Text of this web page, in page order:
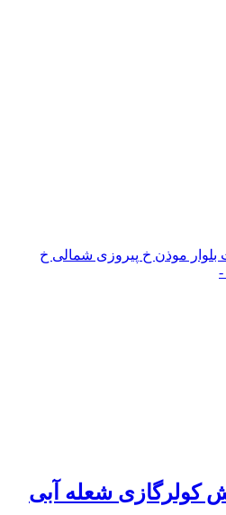
موذن خ پیروزی شمالی خ
کولرگازی شعله آبی